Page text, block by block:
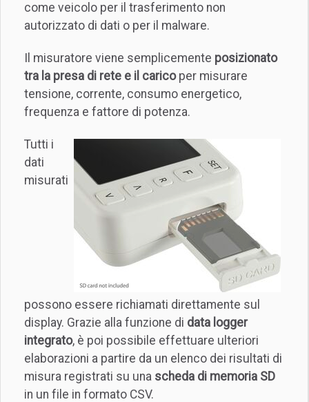
come veicolo per il trasferimento non
autorizzato di dati o per il malware.
Il misuratore viene semplicemente posizionato
tra la presa di rete e il caricoper misurare
tensione, corrente, consumo energetico,
frequenza e fattore di potenza.
Tutti i
dati
misurati
possono essere richiamati direttamente sul
display. Grazie alla funzione di data logger
integrato, è poi possibile effettuare ulteriori
elaborazioni a partire da un elenco dei risultati di
misura registrati su una scheda di memoria SD
in un file in formato CSV.